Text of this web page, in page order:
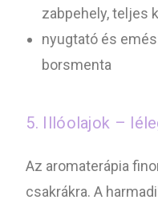
zabpehely, teljes
nyugtató és
borsmenta
5. Illóolajok –
Az aromaterápia
csakrákra. A